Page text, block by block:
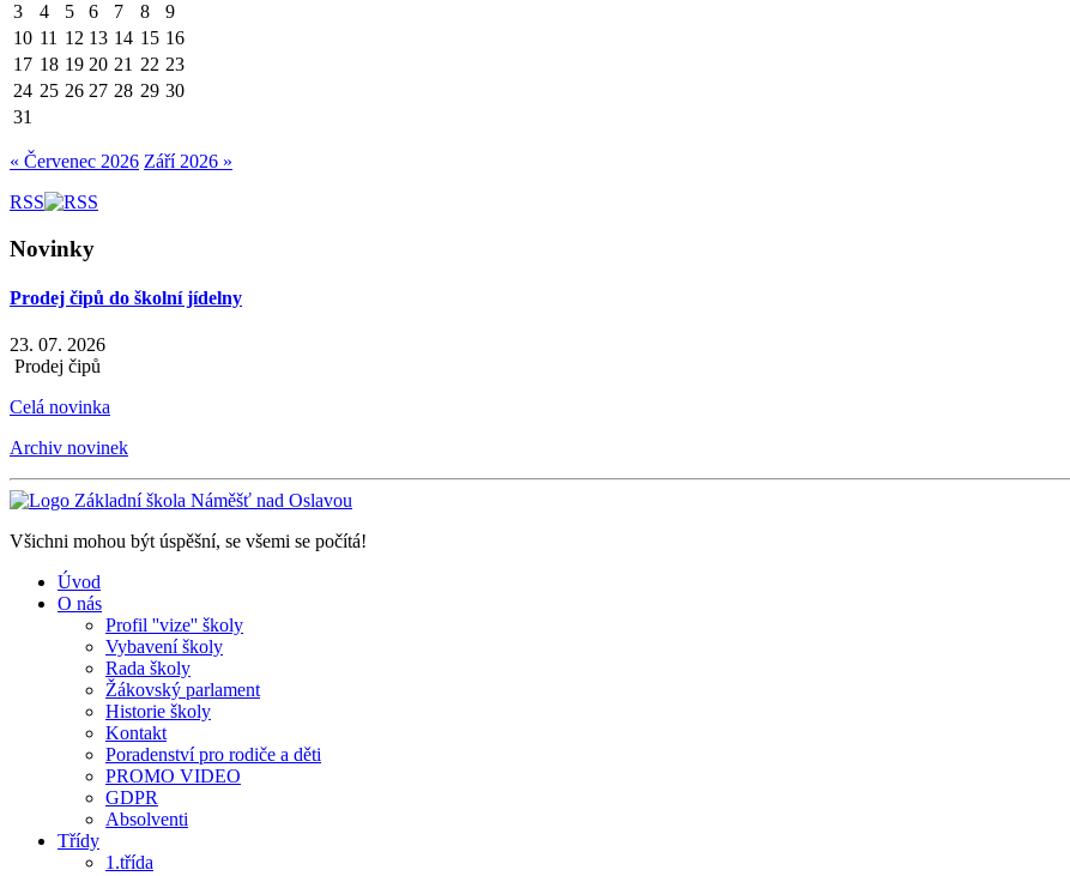
3
4 5 6 7 8
9
10 11 12 13 14 15 16
17 18 19 20 21 22 23
24 25 26 27 28 29 30
31
« Červenec 2026 Září 2026 »
RSS
Novinky
Prodej čipů do školní jídelny
23. 07. 2026
Prodej čipů
Celá novinka
Archiv novinek
Všichni mohou být úspěšní, se všemi se počítá!
Úvod
O nás
Profil ''vize'' školy
Vybavení školy
Rada školy
Žákovský parlament
Historie školy
Kontakt
Poradenství pro rodiče a děti
PROMO VIDEO
GDPR
Absolventi
Třídy
1.třída